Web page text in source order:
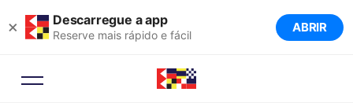
× Descarregue a app
Reserve mais rápido e fácil ABRIR